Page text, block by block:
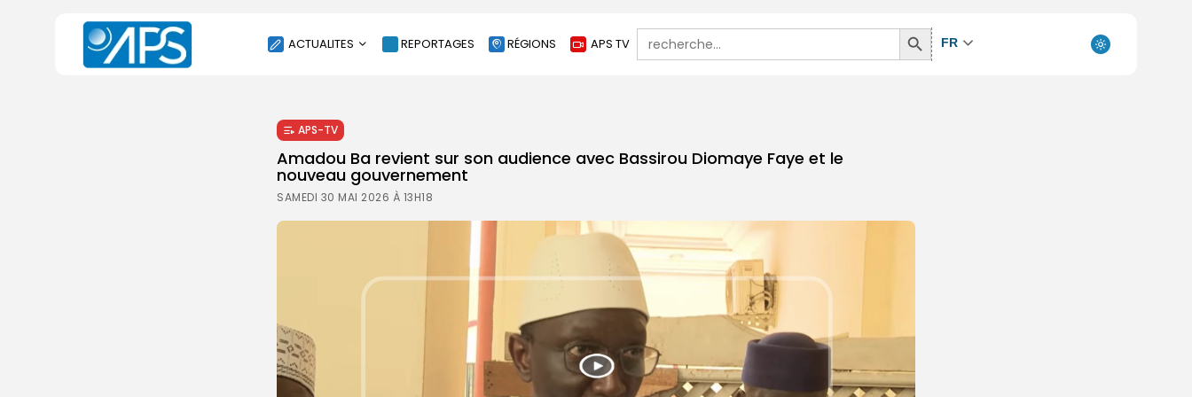
ACTUALITES
SOCIÉTÉ
ÉCONOMIE
CULTURE
SANTE
REPORTAGES RÉGIONS APS TV
Search
for:
Search
Button
FR
APS-TV
Amadou Ba revient sur son audience avec Bassirou Diomaye Faye et le
nouveau gouvernement
SAMEDI 30 MAI 2026 À 13H18